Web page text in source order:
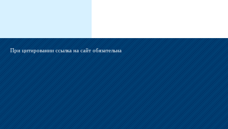
При цитировании ссылка на сайт обязательна